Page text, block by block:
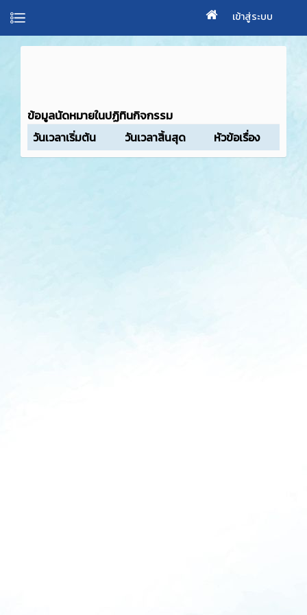
เข้าสู่ระบบ
ข้อมูลนัดหมายในปฏิทินกิจกรรม
วันเวลาเริ่มต้น วันเวลาสิ้นสุด หัวข้อเรื่อง